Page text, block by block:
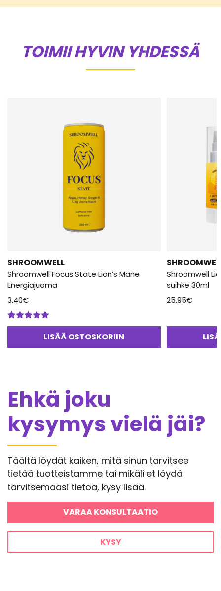
TOIMII HYVIN YHDESSÄ
SHROOMWELL
Shroomwell Focus State Lion’s Mane
Energiajuoma
3,40€
Arvostelu
LISÄÄ OSTOSKORIIN
Shroomwell
suihke 30ml
25,95€
Ehkä joku
kysymys vielä jäi?
Täältä löydät kaiken, mitä sinun tarvitsee
tietää tuotteistamme tai mikäli et löydä
tarvitsemaasi tietoa, kysy lisää.
VARAA KONSULTAATIO
KYSY